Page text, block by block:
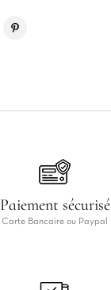
Paiement sécurisé
Carte Bancaire ou Paypal